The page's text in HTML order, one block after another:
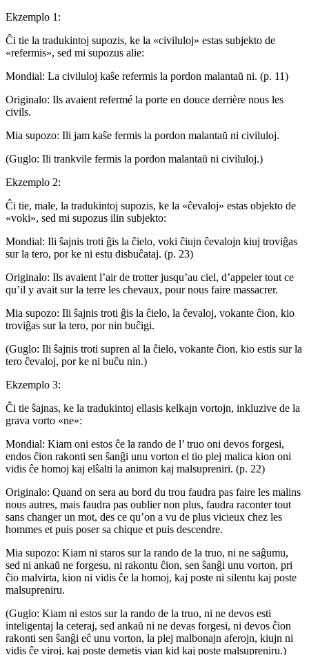
Ekzemplo 1:
Ĉi tie la tradukintoj supozis, ke la «civiluloj» estas subjekto de
«refermis», sed mi supozus alie:
Mondial: La civiluloj kaŝe refermis la pordon malantaŭ ni. (p. 11)
Originalo: Ils avaient refermé la porte en douce derrière nous les
civils.
Mia supozo: Ili jam kaŝe fermis la pordon malantaŭ ni civiluloj.
(Guglo: Ili trankvile fermis la pordon malantaŭ ni civiluloj.)
Ekzemplo 2:
Ĉi tie, male, la tradukintoj supozis, ke la «ĉevaloj» estas objekto de
«voki», sed mi supozus ilin subjekto:
Mondial: Ili ŝajnis troti ĝis la ĉielo, voki ĉiujn ĉevalojn kiuj troviĝas
sur la tero, por ke ni estu disbuĉataj. (p. 23)
Originalo: Ils avaient l’air de trotter jusqu’au ciel, d’appeler tout ce
qu’il y avait sur la terre les chevaux, pour nous faire massacrer.
Mia supozo: Ili ŝajnis troti ĝis la ĉielo, la ĉevaloj, vokante ĉion, kio
troviĝas sur la tero, por nin buĉigi.
(Guglo: Ili ŝajnis troti supren al la ĉielo, vokante ĉion, kio estis sur la
tero ĉevaloj, por ke ni buĉu nin.)
Ekzemplo 3:
Ĉi tie ŝajnas, ke la tradukintoj ellasis kelkajn vortojn, inkluzive de la
grava vorto «ne»:
Mondial: Kiam oni estos ĉe la rando de l’ truo oni devos forgesi,
endos ĉion rakonti sen ŝanĝi unu vorton el tio plej malica kion oni
vidis ĉe homoj kaj elŝalti la animon kaj malsupreniri. (p. 22)
Originalo: Quand on sera au bord du trou faudra pas faire les malins
nous autres, mais faudra pas oublier non plus, faudra raconter tout
sans changer un mot, des ce qu’on a vu de plus vicieux chez les
hommes et puis poser sa chique et puis descendre.
Mia supozo: Kiam ni staros sur la rando de la truo, ni ne saĝumu,
sed ni ankaŭ ne forgesu, ni rakontu ĉion, sen ŝanĝi unu vorton, pri
ĉio malvirta, kion ni vidis ĉe la homoj, kaj poste ni silentu kaj poste
malsupreniru.
(Guglo: Kiam ni estos sur la rando de la truo, ni ne devos esti
inteligentaj la ceteraj, sed ankaŭ ni ne devas forgesi, ni devos ĉion
rakonti sen ŝanĝi eĉ unu vorton, la plej malbonajn aferojn, kiujn ni
vidis ĉe viroj, kaj poste demetis vian kid kaj poste malsupreniru.)